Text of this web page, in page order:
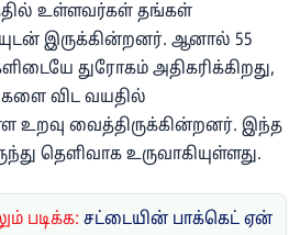
உள்ளவர்கள் தங்கள்
இருக்கின்றனர். ஆனால் 55
துரோகம் அதிகரிக்கிறது,
விட வயதில்
வைத்திருக்கின்றனர். இந்த
தெளிவாக உருவாகியுள்ளது.
படிக்க: சட்டையின் பாக்கெட் ஏன்